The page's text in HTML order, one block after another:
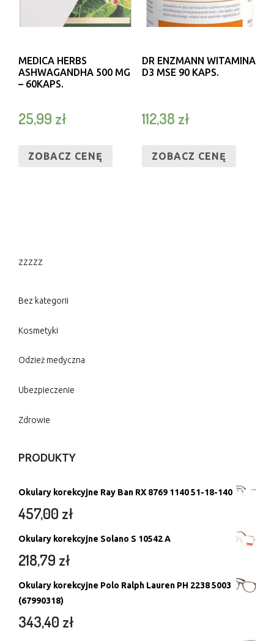
MEDICA HERBS
ASHWAGANDHA 500 MG
– 60KAPS.
25,99 zł
ZOBACZ CENĘ
DR ENZMANN WITAMINA
D3 MSE 90 KAPS.
112,38 zł
ZOBACZ CENĘ
zzzzz
Bez kategorii
Kosmetyki
Odzież medyczna
Ubezpieczenie
Zdrowie
PRODUKTY
Okulary korekcyjne Ray Ban RX 8769 1140 51-18-140
457,00 zł
Okulary korekcyjne Solano S 10542 A
218,79 zł
Okulary korekcyjne Polo Ralph Lauren PH 2238 5003
(67990318)
343,40 zł